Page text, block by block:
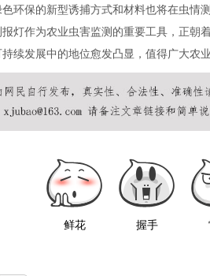
环保的新型诱捕方式和材料也将在虫情
灯作为农业虫害监测的重要工具，正朝
续发展中的地位愈发凸显，值得广大农
鲜花 握手